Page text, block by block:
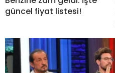
güncel fiyat listesi!